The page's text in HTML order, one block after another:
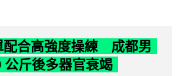
配合高強度操練 成都男
斤後多器官衰竭